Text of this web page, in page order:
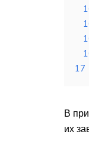
17
В
их